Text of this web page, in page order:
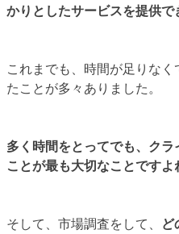
かりとしたサービスを提供で
これまでも、時間が足りな
たことが多々ありました。
多く時間をとってでも、ク
ことが最も大切なことですよ
そして、市場調査をして、
ど